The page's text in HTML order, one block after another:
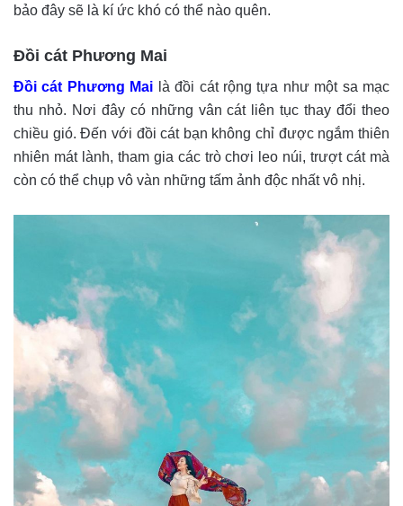
bảo đây sẽ là kí ức khó có thể nào quên.
Đồi cát Phương Mai
Đồi cát Phương Mai là đồi cát rộng tựa như một sa mạc
thu nhỏ. Nơi đây có những vân cát liên tục thay đổi theo
chiều gió. Đến với đồi cát bạn không chỉ được ngắm thiên
nhiên mát lành, tham gia các trò chơi leo núi, trượt cát mà
còn có thể chụp vô vàn những tấm ảnh độc nhất vô nhị.